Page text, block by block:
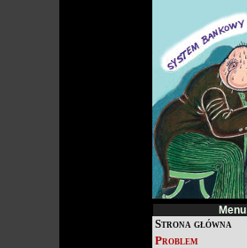
Menu
Strona główna
Problem